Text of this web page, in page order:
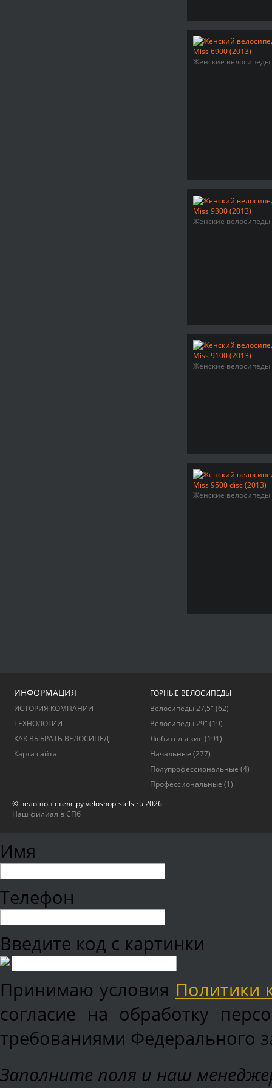
Женские велосипеды
Женские велосипеды
Женские велосипеды
Женские велосипеды
ИНФОРМАЦИЯ
ИСТОРИЯ КОМПАНИИ
ТЕХНОЛОГИИ
КАК ВЫБРАТЬ ВЕЛОСИПЕД
Карта сайта
ГОРНЫЕ ВЕЛОСИПЕДЫ
Велосипеды 27,5" (62)
Велосипеды 29" (19)
Любительские (191)
Начальные (277)
Полупрофессиональные (4)
Профессиональные (1)
© велошоп-стелс.ру veloshop-stels.ru 2026
Наш филиал в СПб
Имя
Телефон
Введите код с картинки
Принимаю условия Политики
согласие на обработку
требованиями Федерального
Заполните поля и наш